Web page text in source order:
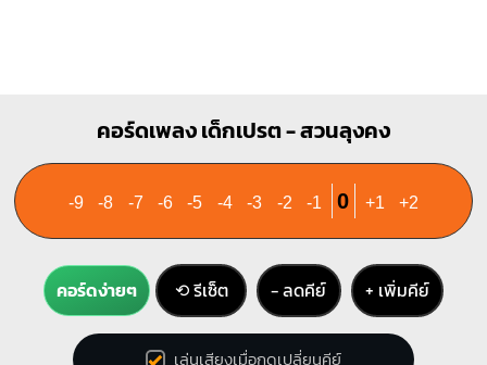
คอร์ดเพลง เด็กเปรต - สวนลุงคง
-9 -8 -7 -6 -5 -4 -3 -2 -1 0 +1 +2
คอร์ดง่ายๆ ⟲ รีเซ็ต − ลดคีย์ + เพิ่มคีย์
เล่นเสียงเมื่อกดเปลี่ยนคีย์